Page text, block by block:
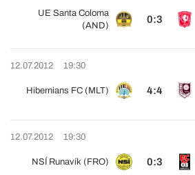
UE Santa Coloma
(AND)
0:3
12.07.2012 19:30
Hibernians FC (MLT) 4:4
12.07.2012 19:30
NSÍ Runavík (FRO) 0:3